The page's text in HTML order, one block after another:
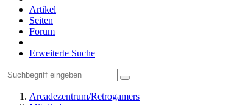
Artikel
Seiten
Forum
Erweiterte Suche
Arcadezentrum/Retrogamers